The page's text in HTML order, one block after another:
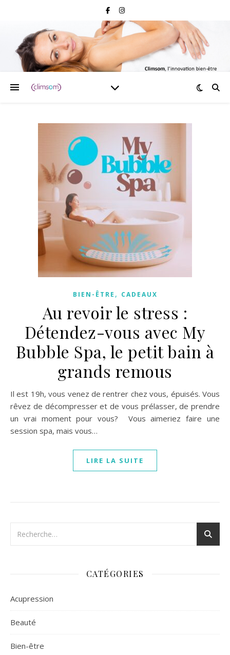
BIEN-ÊTRE , CADEAUX
Au revoir le stress :
Détendez-vous avec My
Bubble Spa, le petit bain à
grands remous
Il est 19h, vous venez de rentrer chez vous, épuisés. Vous
rêvez de décompresser et de vous prélasser, de prendre
un vrai moment pour vous? Vous aimeriez faire une
session spa, mais vous…
LIRE LA SUITE
CATÉGORIES
Acupression
Beauté
Bien-être